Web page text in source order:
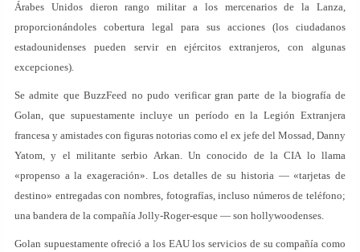
Árabes Unidos dieron rango militar a los mercenarios de la Lanza,
proporcionándoles cobertura legal para sus acciones (los ciudadanos
estadounidenses pueden servir en ejércitos extranjeros, con algunas
excepciones).
Se admite que BuzzFeed no pudo verificar gran parte de la biografía de
Golan, que supuestamente incluye un período en la Legión Extranjera
francesa y amistades con figuras notorias como el ex jefe del Mossad, Danny
Yatom, y el militante serbio Arkan. Un conocido de la CIA lo llama
«propenso a la exageración». Los detalles de su historia — «tarjetas de
destino» entregadas con nombres, fotografías, incluso números de teléfono;
una bandera de la compañía Jolly-Roger-esque — son hollywoodenses.
Golan supuestamente ofreció a los EAU los servicios de su compañía como